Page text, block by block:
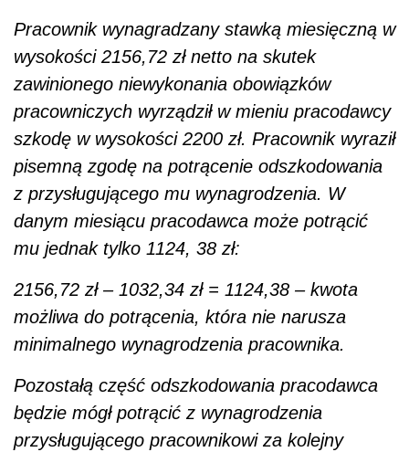
Pracownik wynagradzany stawką miesięczną w
wysokości 2156,72 zł netto na skutek
zawinionego niewykonania obowiązków
pracowniczych wyrządził w mieniu pracodawcy
szkodę w wysokości 2200 zł. Pracownik wyraził
pisemną zgodę na potrącenie odszkodowania
z przysługującego mu wynagrodzenia. W
danym miesiącu pracodawca może potrącić
mu jednak tylko 1124, 38 zł:
2156,72 zł – 1032,34 zł = 1124,38 – kwota
możliwa do potrącenia, która nie narusza
minimalnego wynagrodzenia pracownika.
Pozostałą część odszkodowania pracodawca
będzie mógł potrącić z wynagrodzenia
przysługującego pracownikowi za kolejny